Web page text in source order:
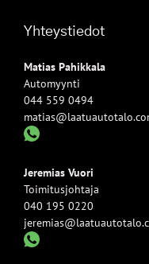
Yhteystiedot
Matias Pahikkala
Automyynti
044 559 0494
Jeremias Vuori
Toimitusjohtaja
040 195 0220